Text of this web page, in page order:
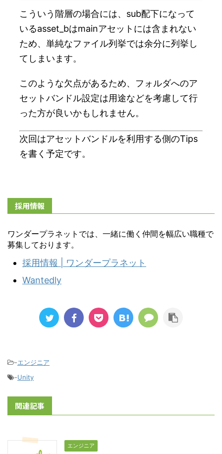
こういう階層の場合には、sub配下になって
いるasset_bはmainアセットには含まれない
ため、単純なファイル列挙では余分に列挙し
てしまいます。
このような欠点があるため、フォルダへのア
セットバンドル設定は用途などを考慮して行
った方が良いかもしれません。
次回はアセットバンドルを利用する側のTips
を書く予定です。
採用情報
ワンダープラネットでは、一緒に働く仲間を幅広い職種で
募集しております。
採用情報 | ワンダープラネット
Wantedly
-エンジニア
-Unity
関連記事
エンジニア